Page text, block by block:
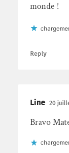
monde !
Reply
Line 20
Bravo